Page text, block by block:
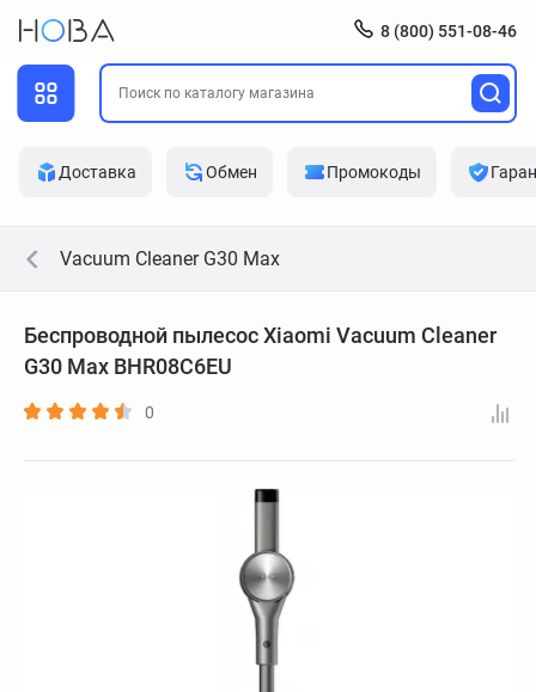
8 (800) 551-08-46
Доставка Обмен Промокоды
Vacuum Cleaner G30 Max
Беспроводной пылесос Xiaomi Vacuum Cleaner
G30 Max BHR08C6EU
0